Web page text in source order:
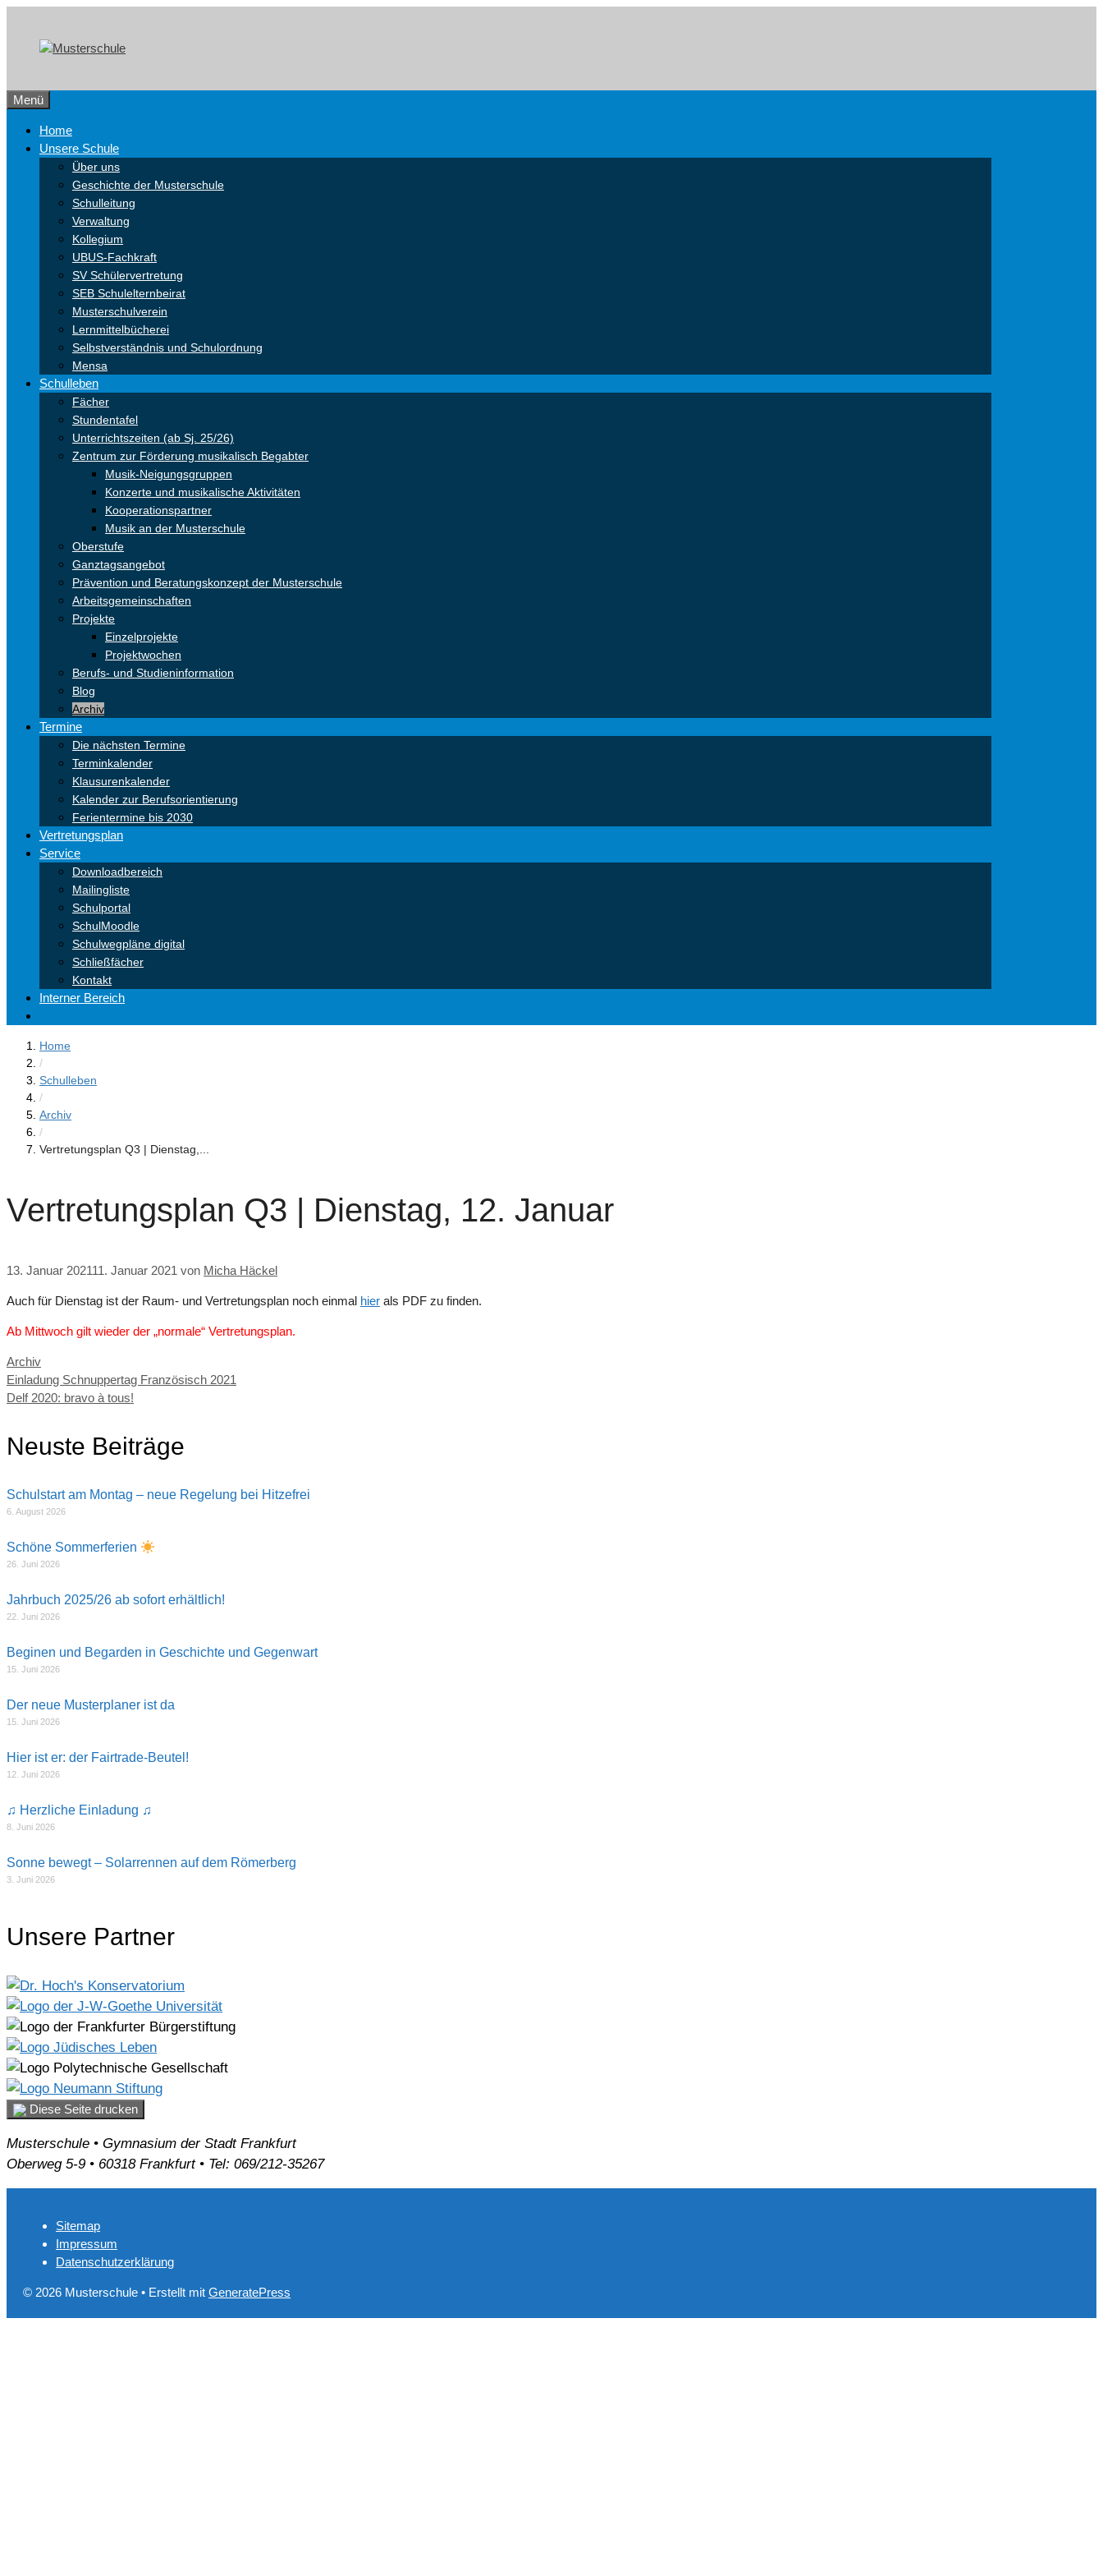
springen
content
Menü
Home
Unsere Schule
Über uns
Geschichte der Musterschule
Schulleitung
Verwaltung
Kollegium
UBUS-Fachkraft
SV Schülervertretung
SEB Schulelternbeirat
Musterschulverein
Lernmittelbücherei
Selbstverständnis und Schulordnung
Mensa
Schulleben
Fächer
Stundentafel
Unterrichtszeiten (ab Sj. 25/26)
Zentrum zur Förderung musikalisch Begabter
Musik-Neigungsgruppen
Konzerte und musikalische Aktivitäten
Kooperationspartner
Musik an der Musterschule
Oberstufe
Ganztagsangebot
Prävention und Beratungskonzept der Musterschule
Arbeitsgemeinschaften
Projekte
Einzelprojekte
Projektwochen
Berufs- und Studieninformation
Blog
Archiv
Termine
Die nächsten Termine
Terminkalender
Klausurenkalender
Kalender zur Berufsorientierung
Ferientermine bis 2030
Vertretungsplan
Service
Downloadbereich
Mailingliste
Schulportal
SchulMoodle
Schulwegpläne digital
Schließfächer
Kontakt
Interner Bereich
Home
/
Schulleben
/
Archiv
/
Vertretungsplan Q3 | Dienstag,...
Vertretungsplan Q3 | Dienstag, 12. Januar
13. Januar 202111. Januar 2021 von Micha Häckel
Auch für Dienstag ist der Raum- und Vertretungsplan noch einmal hier als PDF zu finden.
Ab Mittwoch gilt wieder der „normale“ Vertretungsplan.
Kategorien
Archiv
Einladung Schnuppertag Französisch 2021
Delf 2020: bravo à tous!
Neuste Beiträge
Schulstart am Montag – neue Regelung bei Hitzefrei
6. August 2026
Schöne Sommerferien
26. Juni 2026
Jahrbuch 2025/26 ab sofort erhältlich!
22. Juni 2026
Beginen und Begarden in Geschichte und Gegenwart
15. Juni 2026
Der neue Musterplaner ist da
15. Juni 2026
Hier ist er: der Fairtrade-Beutel!
12. Juni 2026
♫ Herzliche Einladung ♫
8. Juni 2026
Sonne bewegt – Solarrennen auf dem Römerberg
3. Juni 2026
Unsere Partner
Diese Seite drucken
Musterschule • Gymnasium der Stadt Frankfurt
Oberweg 5-9 • 60318 Frankfurt • Tel: 069/212-35267
Sitemap
Impressum
Datenschutzerklärung
© 2026 Musterschule • Erstellt mit GeneratePress